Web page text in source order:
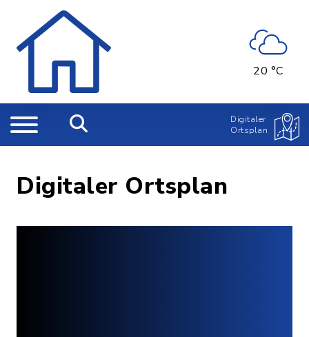
20 °C
Digitaler
Ortsplan
Digitaler Ortsplan